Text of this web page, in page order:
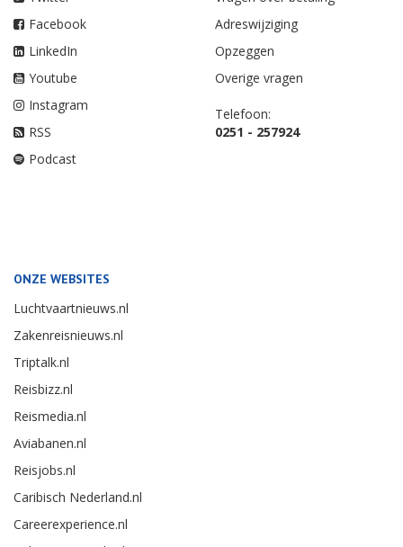
Facebook
LinkedIn
Youtube
Instagram
RSS
Podcast
Adreswijziging
Opzeggen
Overige vragen
Telefoon:
0251 - 257924
ONZE WEBSITES
Luchtvaartnieuws.nl
Zakenreisnieuws.nl
Triptalk.nl
Reisbizz.nl
Reismedia.nl
Aviabanen.nl
Reisjobs.nl
Caribisch Nederland.nl
Careerexperience.nl